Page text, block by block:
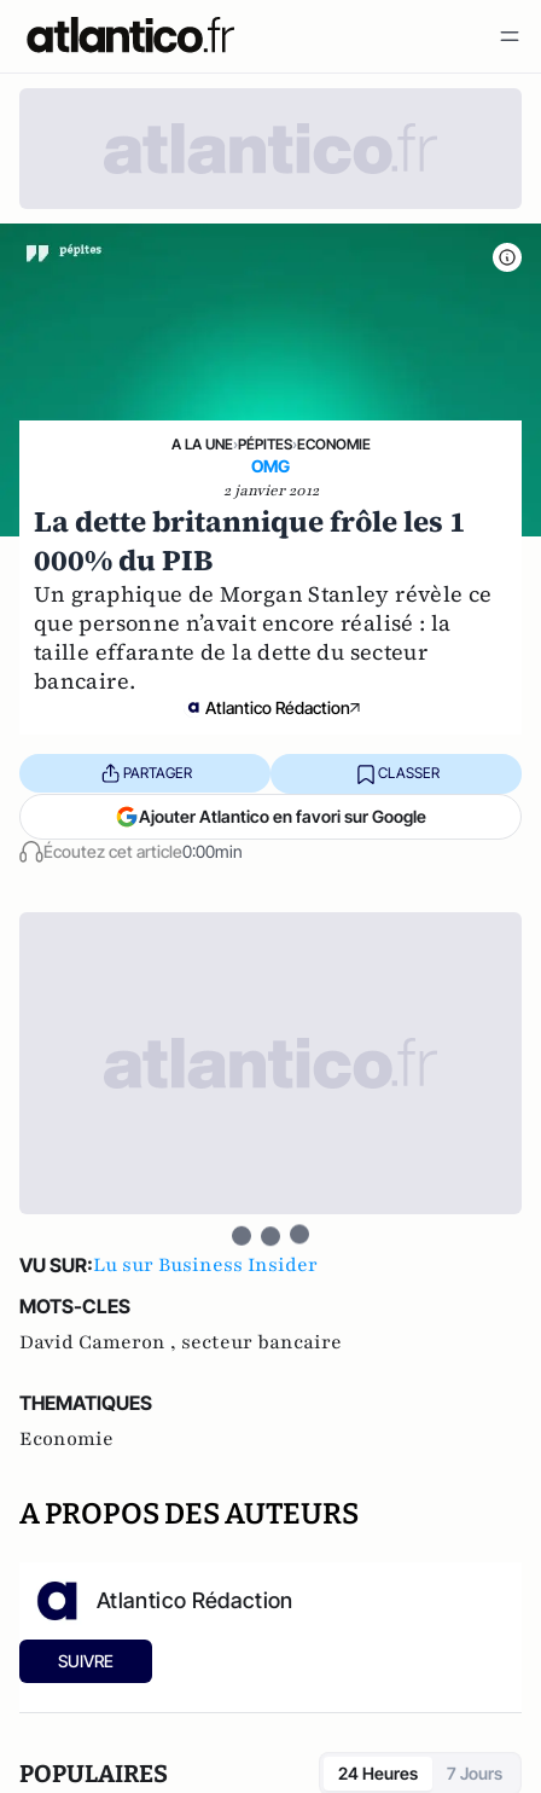
A LA UNE›PÉPITES›ECONOMIE
OMG
2 janvier 2012
La dette britannique frôle les 1
000% du PIB
Un graphique de Morgan Stanley révèle ce
que personne n’avait encore réalisé : la
taille effarante de la dette du secteur
bancaire.
Atlantico Rédaction
Écoutez cet article0:00min
PARTAGER CLASSER
Ajouter Atlantico en favori sur Google
VU SUR:Lu sur Business Insider
MOTS-CLES
David Cameron , secteur bancaire
THEMATIQUES
Economie
A PROPOS DES AUTEURS
Atlantico Rédaction
SUIVRE
POPULAIRES 24 Heures 7 Jours